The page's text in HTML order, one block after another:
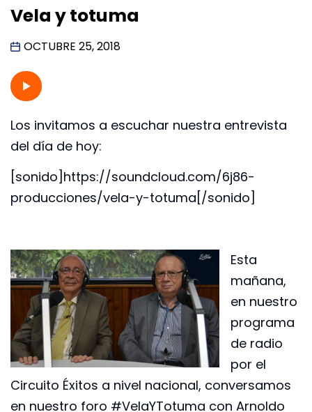
Vela y totuma
OCTUBRE 25, 2018
Los invitamos a escuchar nuestra entrevista
del día de hoy:
[sonido]https://soundcloud.com/6j86-
producciones/vela-y-totuma[/sonido]
Esta
mañana,
en nuestro
programa
de radio
por el
Circuito Éxitos a nivel nacional, conversamos
en nuestro foro #VelaYTotuma con Arnoldo